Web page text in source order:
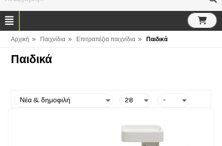
Αρχική » Παιχνίδια » Επιτραπέζια παιχνίδια » Παιδικά
Παιδικά